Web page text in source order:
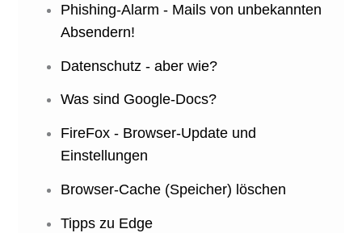
Phishing-Alarm - Mails von unbekannten
Absendern!
Datenschutz - aber wie?
Was sind Google-Docs?
FireFox - Browser-Update und
Einstellungen
Browser-Cache (Speicher) löschen
Tipps zu Edge